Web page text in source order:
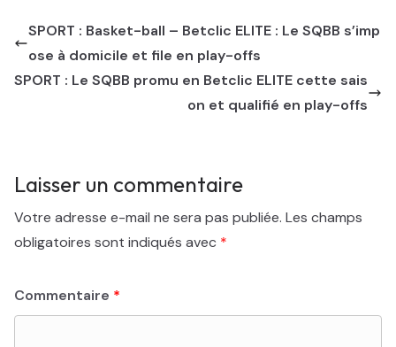
SPORT : Basket-ball – Betclic ELITE : Le SQBB s’imp
ose à domicile et file en play-offs
SPORT : Le SQBB promu en Betclic ELITE cette sais
on et qualifié en play-offs
Laisser un commentaire
Votre adresse e-mail ne sera pas publiée. Les champs
obligatoires sont indiqués avec *
Commentaire *